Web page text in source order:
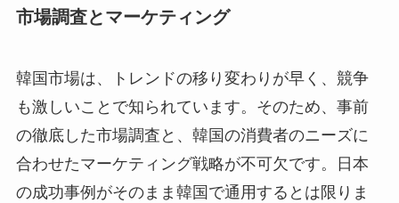
市場調査とマーケティング
韓国市場は、トレンドの移り変わりが早く、競争
も激しいことで知られています。そのため、事前
の徹底した市場調査と、韓国の消費者のニーズに
合わせたマーケティング戦略が不可欠です。日本
の成功事例がそのまま韓国で通用するとは限りま